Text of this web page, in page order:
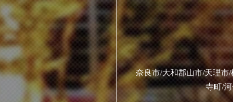
奈良市/大和郡山市/天理市
寺町/